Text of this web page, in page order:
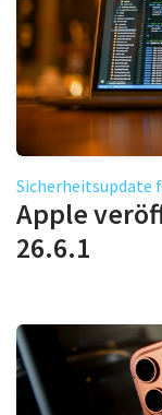
Sicherheitsupdate
Apple
26.6.1